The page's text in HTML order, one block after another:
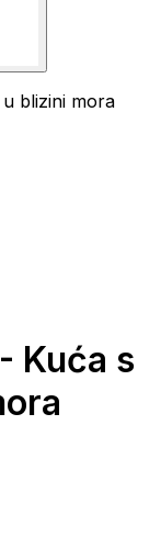
blizini mora
Kuća s